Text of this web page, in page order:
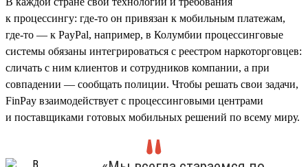
к процессингу: где-то он привязан к мобильным платежам,
где-то — к PayPal, например, в Колумбии процессинговые
системы обязаны интегрироваться с реестром наркоторговцев:
сличать с ним клиентов и сотрудников компании, а при
совпадении — сообщать полиции. Чтобы решать свои задачи,
FinPay взаимодействует с процессинговыми центрами
и поставщиками готовых мобильных решений по всему миру.